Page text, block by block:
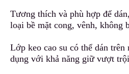
Tương thích và phù hợp để
loại bề mặt cong, vênh, không
Lớp keo cao su có thể dán
dụng với khả năng giữ vượt trội